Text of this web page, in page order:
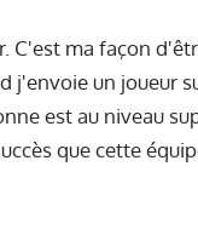
C'est ma façon
j'envoie un joueur
est au niveau
que cette